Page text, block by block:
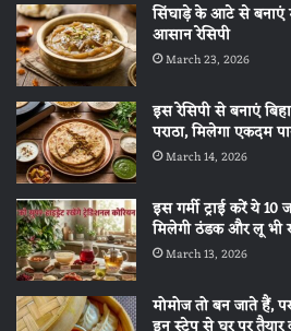
सिंघाड़े के आटे से बनाएं
आसान रेसिपी
March 23, 2026
इस रेसिपी से बनाएं
पराठा, मिलेगा एकदम
March 14, 2026
इस गर्मी ट्राई करें ये 10
मिलेगी ठंडक और लू भी
March 13, 2026
मोमोज तो बन जाते हैं,